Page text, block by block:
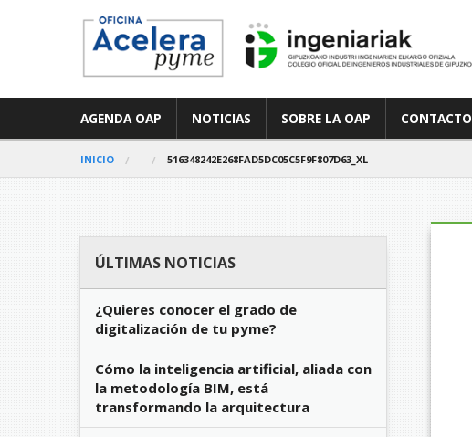
AGENDA OAP NOTICIAS SOBRE LA OAP CONTACTO
INICIO 516348242E268FAD5DC05C5F9F807D63_XL
ÚLTIMAS NOTICIAS
¿Quieres conocer el grado de
digitalización de tu pyme?
Cómo la inteligencia artificial, aliada con
la metodología BIM, está
transformando la arquitectura